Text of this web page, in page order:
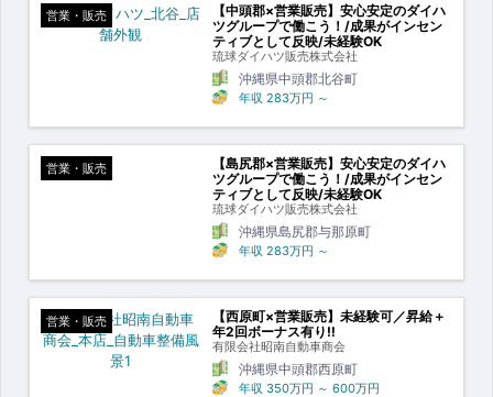
営業・販売
【中頭郡×営業販売】安心安定のダイハ
ツグループで働こう！/成果がインセン
ティブとして反映/未経験OK
琉球ダイハツ販売株式会社
沖縄県中頭郡北谷町
年収 283万円 ～
営業・販売
【島尻郡×営業販売】安心安定のダイハ
ツグループで働こう！/成果がインセン
ティブとして反映/未経験OK
琉球ダイハツ販売株式会社
沖縄県島尻郡与那原町
年収 283万円 ～
営業・販売
【西原町×営業販売】未経験可／昇給＋
年2回ボーナス有り‼
有限会社昭南自動車商会
沖縄県中頭郡西原町
年収 350万円 ～ 600万円